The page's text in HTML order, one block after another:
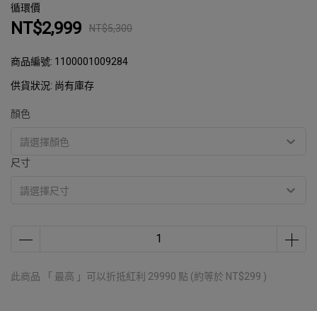
循環價
NT$2,999 NT$5,300
商品編號: 1100001009284
供貨狀況: 尚有庫存
顏色
尺寸
此商品 「 最高 」可以折抵紅利 29990 點 (約等於 NT$299 )